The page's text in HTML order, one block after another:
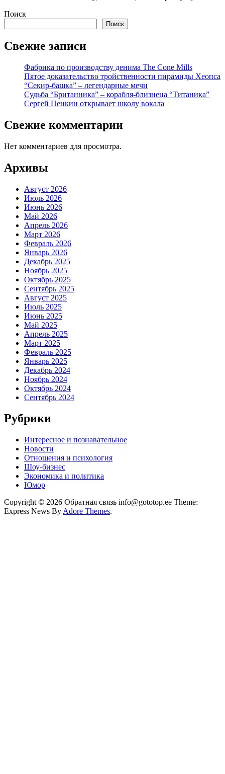
Поиск
Поиск
Свежие записи
Фабрика по производству денима The Cone Mills
Пятое доказательство тройственности пирамиды Хеопса
“Секир-башка” – легендарные мечи
Судьба “Британника” – корабля-близнеца “Титаника”
Сергей Пенкин открывает школу вокала
Свежие комментарии
Нет комментариев для просмотра.
Архивы
Август 2026
Июль 2026
Июнь 2026
Май 2026
Апрель 2026
Март 2026
Февраль 2026
Январь 2026
Декабрь 2025
Ноябрь 2025
Октябрь 2025
Сентябрь 2025
Август 2025
Июль 2025
Июнь 2025
Май 2025
Апрель 2025
Март 2025
Февраль 2025
Январь 2025
Декабрь 2024
Ноябрь 2024
Октябрь 2024
Сентябрь 2024
Рубрики
Интересное и познавательное
Новости
Отношения и психология
Шоу-бизнес
Экономика и политика
Юмор
Copyright © 2026 Обратная связь info@gototop.ee Theme:
Express News By Adore Themes.